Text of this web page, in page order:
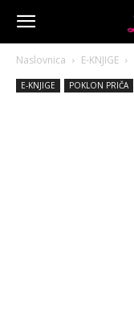
Naslovnica E-KNJIGE
E-KNJIGE POKLON PRIČA